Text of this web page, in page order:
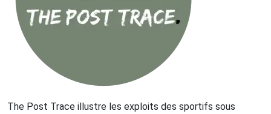
The Post Trace illustre les exploits des sportifs sous